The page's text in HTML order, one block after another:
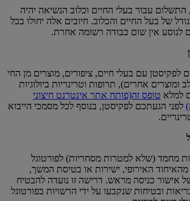
התשלום עבור בעלי החיים וכלוב הנשיאה יהיה
של בעל החיים והכלוב. חיובים אלה יחולו בכל
לנוסע אין שום כבודה רשומה אחרת.
לפקיסטן עם בעלי חיים, ציפורים, מוצרים מן החי
ומוצרים אחרים), תרופות וטרינריות ביולוגיות
למלא טופס זה(פותח אתר אינטרנט חיצוני
לפני הגעתכם לפקיסטן, בנוסף לכל מסמכי הייבוא
מחמד (שלא למטרות מסחריות) לפורטוגל
מהאיחוד האירופי, ישירות או בטיסת המשך,
אישור כניסה מראש. דרישה זו נועדה להבטיח
ובטיחות שנקבעו על ידי הרשויות בפורטוגל